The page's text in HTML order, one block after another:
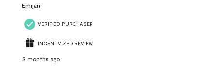
Emijan
VERIFIED PURCHASER
INCENTIVIZED REVIEW
3 months ago